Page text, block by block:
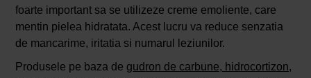
foarte important sa se utilizeze creme emoliente, care
mentin pielea hidratata. Acest lucru va reduce senzatia
de mancarime, iritatia si numarul leziunilor.
Produsele pe baza de gudron de carbune, hidrocortizon,